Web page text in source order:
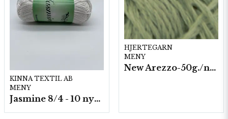
KINNA TEXTIL AB
MENY
Jasmine 8/4 - 10 nystan a50g./fp.
HJERTEGARN
MENY
New Arezzo-50g./nyst. 10 st/fp.